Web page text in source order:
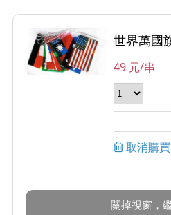
世界萬國
49 元/串
取消購買